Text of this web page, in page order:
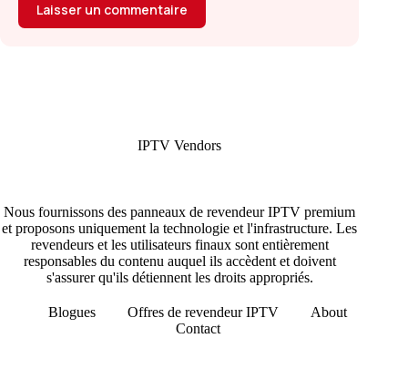
Laisser un commentaire
IPTV Vendors
Nous fournissons des panneaux de revendeur IPTV premium
et proposons uniquement la technologie et l'infrastructure. Les
revendeurs et les utilisateurs finaux sont entièrement
responsables du contenu auquel ils accèdent et doivent
s'assurer qu'ils détiennent les droits appropriés.
Blogues Offres de revendeur IPTV
About
Contact